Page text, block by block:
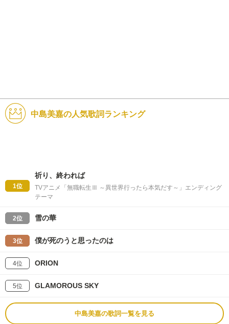
中島美嘉の人気歌詞ランキング
1位
祈り、終われば
TVアニメ「無職転生Ⅲ ～異世界行ったら本気だす～」エンディング
テーマ
2位 雪の華
3位 僕が死のうと思ったのは
4位 ORION
5位 GLAMOROUS SKY
中島美嘉の歌詞一覧を見る